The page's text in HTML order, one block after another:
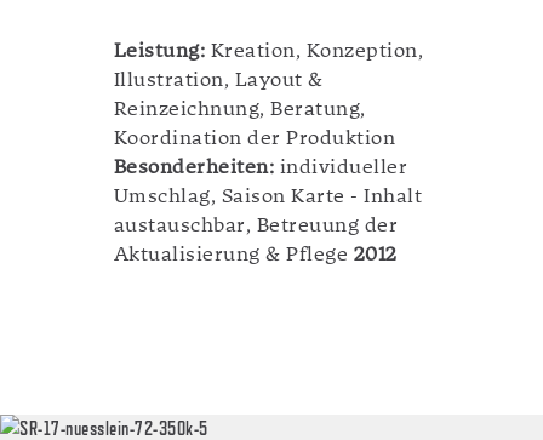
Leistung: Kreation, Konzeption,
Illustration, Layout &
Reinzeichnung, Beratung,
Koordination der Produktion
Besonderheiten: individueller
Umschlag, Saison Karte - Inhalt
austauschbar, Betreuung der
Aktualisierung & Pflege 2012